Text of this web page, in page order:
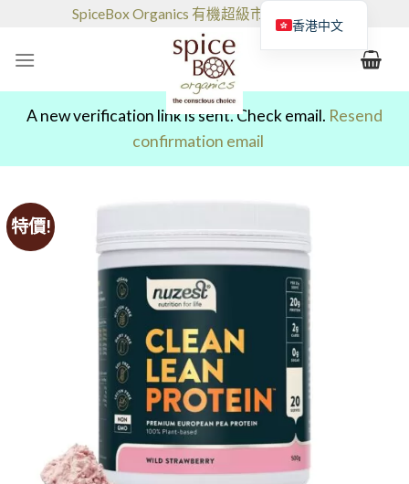
SpiceBox Organics 有機超級市場和咖啡館
A new verification link is sent. Check email. Resend
confirmation email
特價!
香港中文